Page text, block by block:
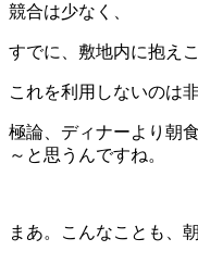
競合は少なく、
すでに、敷地内に抱え
これを利用しないのは
極論、ディナーより朝
～と思うんですね。
まあ。こんなことも、